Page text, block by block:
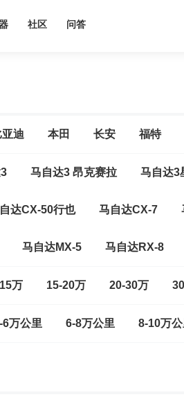
社区 问答
亚迪 本田 长安 福特
马自达3 昂克赛拉 马自达3
达CX-50行也 马自达CX-7
马自达MX-5 马自达RX-8
万 15-20万 20-30万
6万公里 6-8万公里 8-10万公